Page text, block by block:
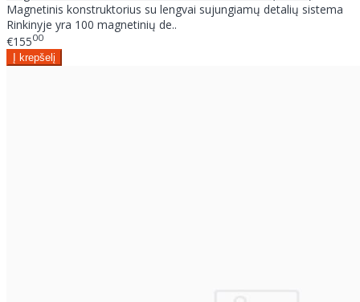
Magnetinis konstruktorius su lengvai sujungiamų detalių sistema
Rinkinyje yra 100 magnetinių de..
€15500